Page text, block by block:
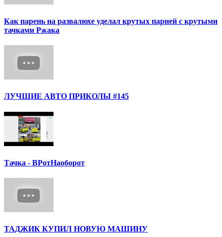
Как парень на развалюхе уделал крутых парней с крутыми
тачками Ржака
ЛУЧШИЕ АВТО ПРИКОЛЫ #145
Тачка - ВРотНаоборот
ТАДЖИК КУПИЛ НОВУЮ МАШИНУ